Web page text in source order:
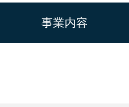
事業内容